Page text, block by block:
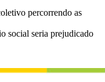
percorrendo as
social seria prejudicado